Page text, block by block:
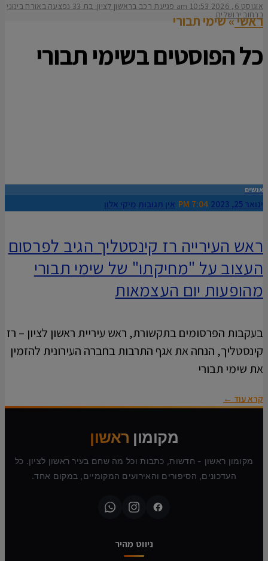
אוגוסט 6, 2026 10:53 am פגיעת רכב בראשון לציון: בת 33 נפצעה באורח בינוני
ברחוב ירושלים
ראשי»שימי תבורי
כל הפוסטים בשימי תבורי
אנשים
ינואר 25, 2023 7:04 PM אין תגובות מיקי אלון
ראש העירייה רז קינסטליך הגיב לפרסום
העצוב על "מחיקתו" של שימי תבורי
מהופעות יום העצמאות
בעקבות הפרסומים בתקשורת, ראש עיריית ראשון לציון – רז
קינסטליך, הנחה את אגף התרבות בחברה העירונית להזמין
את שימי תבורי
קרא עוד ←
מקומון ראשון
מקומון ראשון - חדשות, כתבות וכל מה שחם בעיר ראשון לציון. כל
העדכונים, הסיפורים והאירועים המקומיים, במקום אחד.
ניווט מהיר